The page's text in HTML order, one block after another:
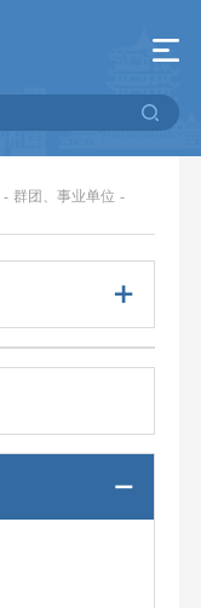
- 群团、事业单位 -